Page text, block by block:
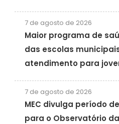
7 de agosto de 2026
Maior programa de
das escolas
atendimento para
7 de agosto de 2026
MEC divulga período
para o Observatório